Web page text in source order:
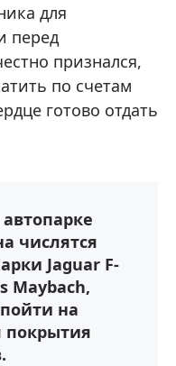
для
перед
признался,
по счетам
готово отдать
числятся
Jaguar F-
Maybach,
на
покрытия